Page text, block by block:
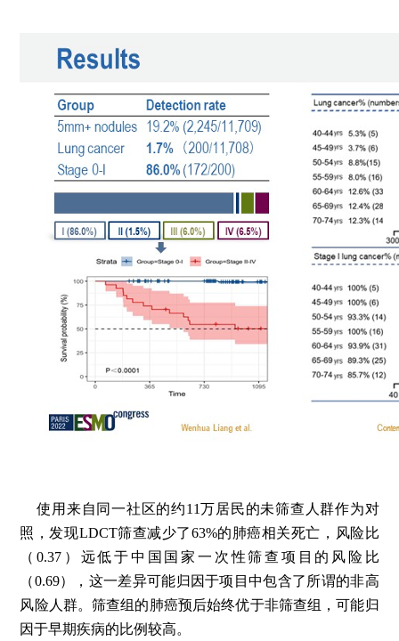
使用来自同一社区的约11万居民的未筛查人群作为对
照，发现LDCT筛查减少了63%的肺癌相关死亡，风险比
（0.37）远低于中国国家一次性筛查项目的风险比
（0.69），这一差异可能归因于项目中包含了所谓的非高
风险人群。筛查组的肺癌预后始终优于非筛查组，可能归
因于早期疾病的比例较高。